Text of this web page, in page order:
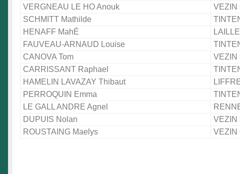
VERGNEAU LE HO Anouk
VEZIN
SCHMITT Mathilde
HENAFF MahÉ
LAILLE
FAUVEAU-ARNAUD Louise
CANOVA Tom
VEZIN
CARRISSANT Raphael
HAMELIN LAVAZAY Thibaut
PERROQUIN Emma
LE GALL ANDRE Agnel
DUPUIS Nolan
VEZIN
ROUSTAING Maelys
VEZIN